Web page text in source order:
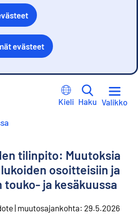
evästeet
Kieli Haku Valikko
tilinpito: Muutoksia
osoitteisiin ja
touko- ja kesäkuussa
muutosajankohta: 29.5.2026